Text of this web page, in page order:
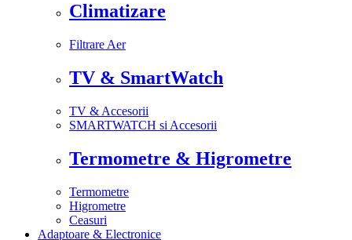
Climatizare
Filtrare Aer
TV & SmartWatch
TV & Accesorii
SMARTWATCH si Accesorii
Termometre & Higrometre
Termometre
Higrometre
Ceasuri
Adaptoare & Electronice